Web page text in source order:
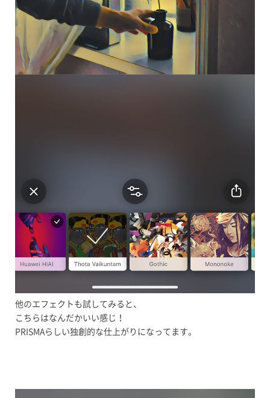
他のエフェクトも試してみると、
こちらはなんだかいい感じ！
PRISMAらしい独創的な仕上がりになってます。